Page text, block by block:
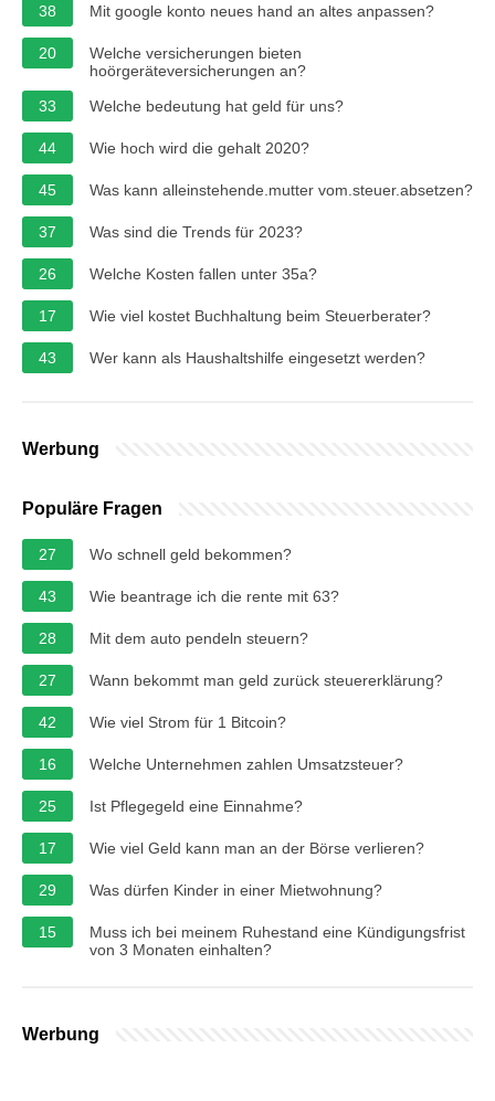
38 Mit google konto neues hand an altes anpassen?
20
Welche versicherungen bieten
hoörgeräteversicherungen an?
33
Welche bedeutung hat geld für uns?
44 Wie hoch wird die gehalt 2020?
45 Was kann alleinstehende.mutter vom.steuer.absetzen?
37 Was sind die Trends für 2023?
26 Welche Kosten fallen unter 35a?
17 Wie viel kostet Buchhaltung beim Steuerberater?
43 Wer kann als Haushaltshilfe eingesetzt werden?
Werbung
Populäre Fragen
27 Wo schnell geld bekommen?
43 Wie beantrage ich die rente mit 63?
28 Mit dem auto pendeln steuern?
27 Wann bekommt man geld zurück steuererklärung?
42 Wie viel Strom für 1 Bitcoin?
16 Welche Unternehmen zahlen Umsatzsteuer?
25 Ist Pflegegeld eine Einnahme?
17 Wie viel Geld kann man an der Börse verlieren?
29 Was dürfen Kinder in einer Mietwohnung?
15
Muss ich bei meinem Ruhestand eine Kündigungsfrist
von 3 Monaten einhalten?
Werbung